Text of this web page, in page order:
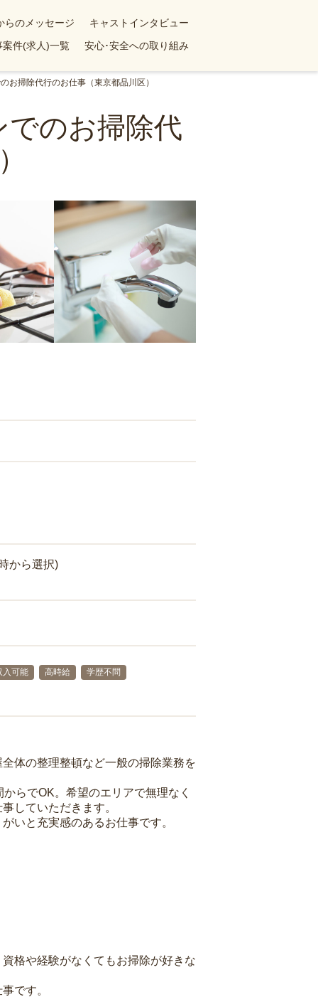
らのメッセージ
キャストインタビュー
案件(求人)一覧 安心･安全への取り組み
お掃除代行のお仕事（東京都品川区）
のお掃除代
から選択)
入可能 高時給
学歴不問
体の整理整頓など一般の掃除業務を
らでOK。希望のエリアで無理なく
していただきます。
いと充実感のあるお仕事です。
格や経験がなくてもお掃除が好きな
です。